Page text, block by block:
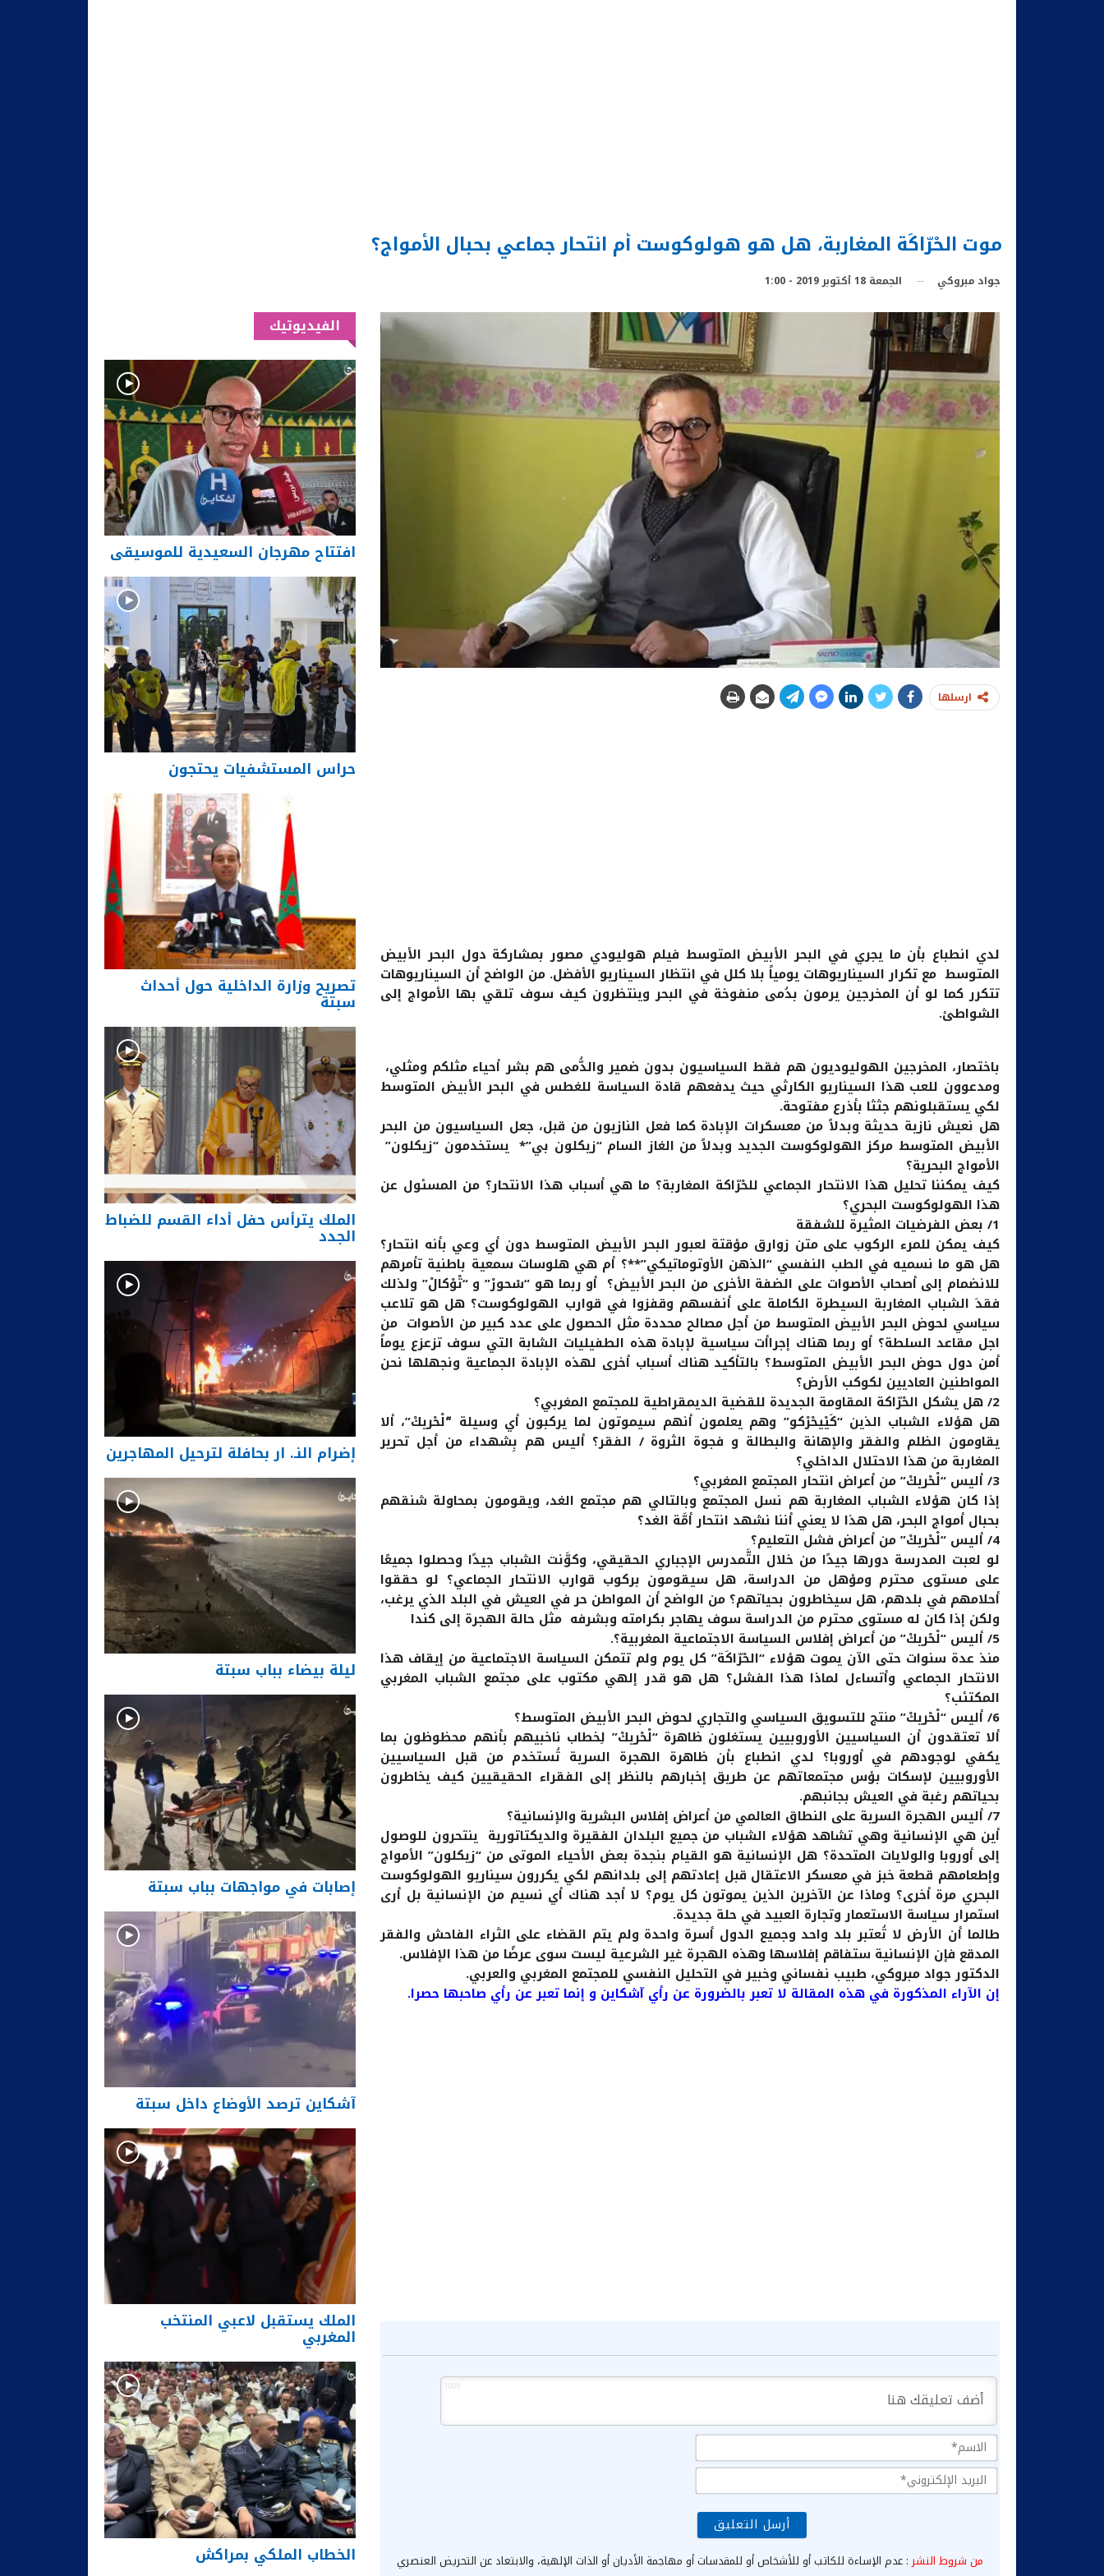
موت الحْرّاكَة المغاربة، هل هو هولوكوست أم انتحار جماعي بحبال الأمواج؟
جواد مبروكي الجمعة 18 أكتوبر 2019 - 1:00
ارسلها
لدي انطباع بأن ما يجري في البحر الأبيض المتوسط فيلم هوليودي مصور بمشاركة دول البحر الأبيض
المتوسط مع تكرار السيناريوهات يومياً بلا كلل في انتظار السيناريو الأفضل. من الواضح أن السيناريوهات
تتكرر كما لو أن المخرجين يرمون بدُمى منفوخة في البحر وينتظرون كيف سوف تلقي بها الأمواج إلى
الشواطئ.
باختصار، المخرجين الهوليوديون هم فقط السياسيون بدون ضمير والدُّمى هم بشر أحياء مثلكم ومثلي،
ومدعوون للعب هذا السيناريو الكارثي حيث يدفعهم قادة السياسة للغطس في البحر الأبيض المتوسط
لكي يستقبلونهم جثثا بأذرع مفتوحة.
هل نعيش نازية حديثة وبدلاً من معسكرات الإبادة كما فعل النازيون من قبل، جعل السياسيون من البحر
الأبيض المتوسط مركز الهولوكوست الجديد وبدلاً من الغاز السام “زيكلون بي”* يستخدمون “زيكلون”
الأمواج البحرية؟
كيف يمكننا تحليل هذا الانتحار الجماعي للحْرّاكة المغاربة؟ ما هي أسباب هذا الانتحار؟ من المسئول عن
هذا الهولوكوست البحري؟
1/ بعض الفرضيات المثيرة للشفقة
كيف يمكن للمرء الركوب على متن زوارق مؤقتة لعبور البحر الأبيض المتوسط دون أي وعي بأنه انتحار؟
هل هو ما نسميه في الطب النفسي “الذهن الأوتوماتيكي”**؟ أم هي هلوسات سمعية باطنية تأمرهم
للانضمام إلى أصحاب الأصوات على الضفة الأخرى من البحر الأبيض؟ أو ربما هو “سْحورْ” و “تْوْكالْ” ولذلك
فقدَ الشباب المغاربة السيطرة الكاملة على أنفسهم وقفزوا في قوارب الهولوكوست؟ هل هو تلاعب
سياسي لحوض البحر الأبيض المتوسط من أجل مصالح محددة مثل الحصول على عدد كبير من الأصوات من
اجل مقاعد السلطة؟ أو ربما هناك إجراأت سياسية لإبادة هذه الطفيليات الشابة التي سوف تزعزع يوماً
أمن دول حوض البحر الأبيض المتوسط؟ بالتأكيد هناك أسباب أخرى لهذه الإبادة الجماعية ونجهلها نحن
المواطنين العاديين لكوكب الأرض؟
2/ هل يشكل الحْرّاكة المقاومة الجديدة للقضية الديمقراطية للمجتمع المغربي؟
هل هؤلاء الشباب الذين “كَيْيحْرْكو” وهم يعلمون أنهم سيموتون لما يركبون أي وسيلة “َلْحْريكْ”، ألا
يقاومون الظلم والفقر والإهانة والبطالة و فجوة الثروة / الفقر؟ أليس هم بِشهداء من أجل تحرير
المغاربة من هذا الاحتلال الداخلي؟
3/ أليس “لْحْريكْ” من أعراض انتحار المجتمع المغربي؟
إذا كان هؤلاء الشباب المغاربة هم نسل المجتمع وبالتالي هم مجتمع الغد، ويقومون بمحاولة شنقهم
بحبال أمواج البحر، هل هذا لا يعني أننا نشهد انتحار أمَّة الغد؟
4/ أليس “لْحْريكْ” من أعراض فشل التعليم؟
لو لعبت المدرسة دورها جيدًا من خلال التَّمدرس الإجباري الحقيقي، وكوَّنت الشباب جيدًا وحصلوا جميعًا
على مستوى محترم ومؤهل من الدراسة، هل سيقومون بركوب قوارب الانتحار الجماعي؟ لو حققوا
أحلامهم في بلدهم، هل سيخاطرون بحياتهم؟ من الواضح أن المواطن حر في العيش في البلد الذي يرغب،
ولكن إذا كان له مستوى محترم من الدراسة سوف يهاجر بكرامته وبشرفه مثل حالة الهجرة إلى كندا
5/ أليس “لْحْريكْ” من أعراض إفلاس السياسة الاجتماعية المغربية؟.
منذ عدة سنوات حتى الآن يموت هؤلاء “الحْرّاكَة” كل يوم ولم تتمكن السياسة الاجتماعية من إيقاف هذا
الانتحار الجماعي وأتساءل لماذا هذا الفشل؟ هل هو قدر إلهي مكتوب على مجتمع الشباب المغربي
المكتئب؟
6/ أليس “لْحْريكْ” منتج للتسويق السياسي والتجاري لحوض البحر الأبيض المتوسط؟
ألا تعتقدون أن السياسيين الأوروبيين يستغلون ظاهرة “لْحْريكْ” لِخطاب ناخبيهم بأنهم محظوظون بما
يكفي لوجودهم في أوروبا؟ لدي انطباع بأن ظاهرة الهجرة السرية تُستخدم من قبل السياسيين
الأوروبيين لإسكات بؤس مجتمعاتهم عن طريق إخبارهم بالنظر إلى الفقراء الحقيقيين كيف يخاطرون
بحياتهم رغبة في العيش بجانبهم.
7/ أليس الهجرة السرية على النطاق العالمي من أعراض إفلاس البشرية والإنسانية؟
أين هي الإنسانية وهي تشاهد هؤلاء الشباب من جميع البلدان الفقيرة والديكتاتورية ينتحرون للوصول
إلى أوروبا والولايات المتحدة؟ هل الإنسانية هو القيام بنجدة بعض الأحياء الموتى من “زيكلون” الأمواج
وإطعامهم قطعة خبز في معسكر الاعتقال قبل إعادتهم إلى بلدانهم لكي يكررون سيناريو الهولوكوست
البحري مرة أخرى؟ وماذا عن الآخرين الذين يموتون كل يوم؟ لا أجد هناك أي نسيم من الإنسانية بل أرى
استمرار سياسة الاستعمار وتجارة العبيد في حلة جديدة.
طالما أن الأرض لا تُعتبر بلد واحد وجميع الدول أسرة واحدة ولم يتم القضاء على الثراء الفاحش والفقر
المدقع فإن الإنسانية ستفاقم إفلاسها وهذه الهجرة غير الشرعية ليست سوى عرضًا من هذا الإفلاس.
الدكتور جواد مبروكي، طبيب نفساني وخبير في التحليل النفسي للمجتمع المغربي والعربي.
إن الآراء المذكورة في هذه المقالة لا تعبر بالضرورة عن رأي آشكاين و إنما تعبر عن رأي صاحبها حصرا.
1000
الإلكتروني*
من شروط النشر : عدم الإساءة للكاتب أو للأشخاص أو للمقدسات أو مهاجمة الأديان أو الذات الإلهية، والابتعاد عن التحريض العنصري
الفيديوتيك
افتتاح مهرجان السعيدية للموسيقى
حراس المستشفيات يحتجون
تصريح وزارة الداخلية حول أحداث
سبتة
الملك يترأس حفل أداء القسم للضباط
الجدد
إضرام النـ. ار بحافلة لترحيل المهاجرين
ليلة بيضاء بباب سبتة
إصابات في مواجهات بباب سبتة
آشكاين ترصد الأوضاع داخل سبتة
الملك يستقبل لاعبي المنتخب
المغربي
الخطاب الملكي بمراكش